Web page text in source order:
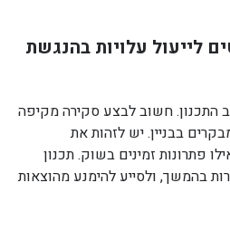
לייעול עלויות בהנגשת
התכנון. חשוב לבצע סקירה מקיפה
בבניין. יש לזהות את
פתרונות זמינים בשוק. תכנון
בהמשך, ולסייע להימנע מהוצאות